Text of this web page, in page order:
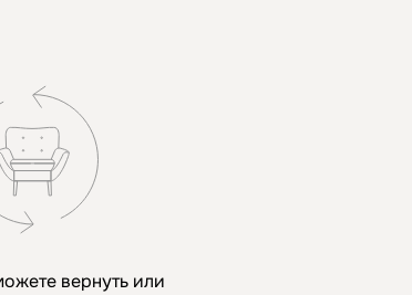
вернуть или